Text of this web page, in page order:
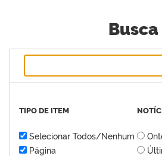
Busca
TIPO DE ITEM
Selecionar Todos/Nenhum
Página